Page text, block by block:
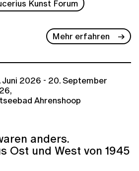
Kunst Forum
Mehr erfahren
Juni 2026 - 20. September
Ahrenshoop
anders.
Ost und West von 1945